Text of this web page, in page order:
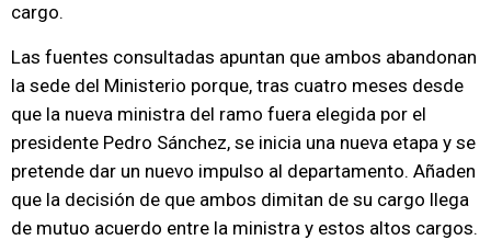
cargo.
Las fuentes consultadas apuntan que ambos abandonan
la sede del Ministerio porque, tras cuatro meses desde
que la nueva ministra del ramo fuera elegida por el
presidente Pedro Sánchez, se inicia una nueva etapa y se
pretende dar un nuevo impulso al departamento. Añaden
que la decisión de que ambos dimitan de su cargo llega
de mutuo acuerdo entre la ministra y estos altos cargos.